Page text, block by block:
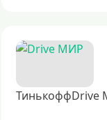
ТинькоффDrive